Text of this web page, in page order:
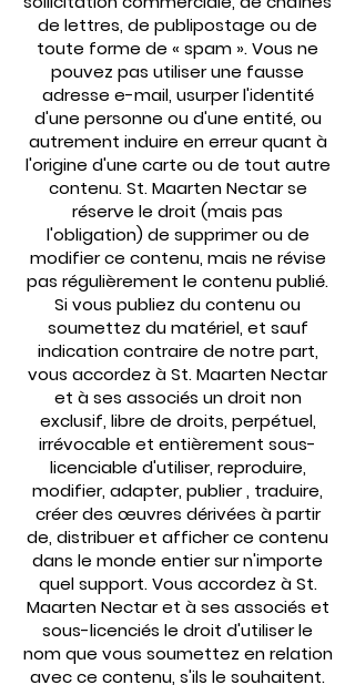
de lettres, de publipostage ou de
toute forme de « spam ». Vous ne
pouvez pas utiliser une fausse
adresse e-mail, usurper l'identité
d'une personne ou d'une entité, ou
autrement induire en erreur quant à
l'origine d'une carte ou de tout autre
contenu. St. Maarten Nectar se
réserve le droit (mais pas
l'obligation) de supprimer ou de
modifier ce contenu, mais ne révise
pas régulièrement le contenu publié.
Si vous publiez du contenu ou
soumettez du matériel, et sauf
indication contraire de notre part,
vous accordez à St. Maarten Nectar
et à ses associés un droit non
exclusif, libre de droits, perpétuel,
irrévocable et entièrement sous-
licenciable d'utiliser, reproduire,
modifier, adapter, publier , traduire,
créer des œuvres dérivées à partir
de, distribuer et afficher ce contenu
dans le monde entier sur n'importe
quel support. Vous accordez à St.
Maarten Nectar et à ses associés et
sous-licenciés le droit d'utiliser le
nom que vous soumettez en relation
avec ce contenu, s'ils le souhaitent.